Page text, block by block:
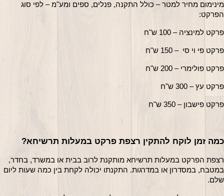
מינימום מחיר למטר – כולל התקנה, פנלים, ספים ומע"מ – לפי סוג
למינציה – 100 ש"ח
פי וי סי  – 150 ש"ח
פולימרי – 200 ש"ח
עץ – 300 ש"ח
פישבון – 350 ש"ח
זמן לוקח להתקין רצפת פרקט במעלות תרשיחא?
רצפת הפרקט במעלות תרשיחא מותקנת לרוב בבית או במשרד, בחדר,
במטבח, במסדרון או במדרגות. התקנתו יכולה לקחת בין כמה שעות ליום